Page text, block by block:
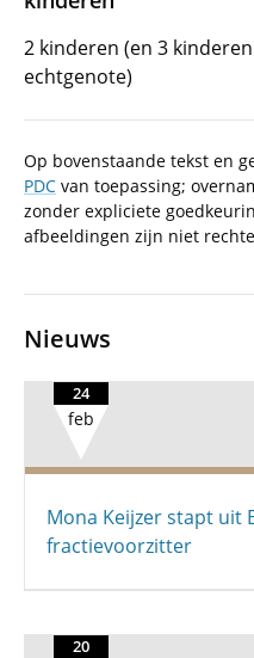
2 kinderen (en 3
echtgenote)
Op bovenstaande tekst en
PDC van toepassing;
zonder expliciete
afbeeldingen zijn niet
Nieuws
24
feb
Mona Keijzer stapt uit
fractievoorzitter
20